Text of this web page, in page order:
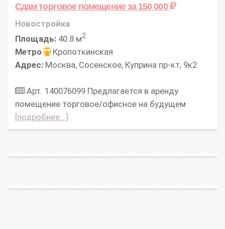
Сдам торговое помещениеза 150 000
Новостройка
Площадь: 40.8 м2
Метро
Кропоткинская
Адрес: Москва, Сосенское, Куприна пр-кт, 9к2
Арт. 140076099 Предлагается в аренду
помещение торговое/офисное на будущем
[подробнее...]